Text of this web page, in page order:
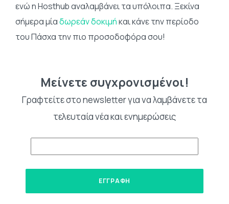
ενώ η Hosthub αναλαμβάνει τα υπόλοιπα. Ξεκίνα
σήμερα μίαδωρεάν δοκιμήκαι κάνε την περίοδο
του Πάσχα την πιο προσοδοφόρα σου!
Μείνετε συγχρονισμένοι!
Γραφτείτε στο newsletter για να λαμβάνετε τα
τελευταία νέα και ενημερώσεις